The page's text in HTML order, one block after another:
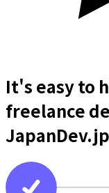
It's easy to
freelance
JapanDev.jp